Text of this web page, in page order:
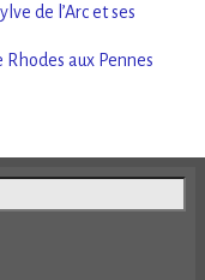
de l’Arc et ses
aux Pennes